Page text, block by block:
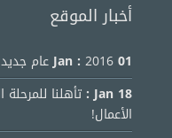
أخبار الموقع
01 Jan :2016 عام جديد وبداية جديدة
18 Jan :
تأهلنا
الأعمال!